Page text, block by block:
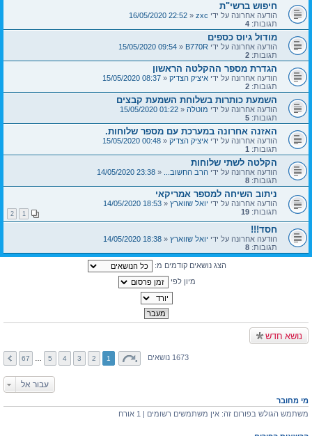
חיפוש ברשי"ת
הודעה אחרונה על ידי zxc
«
22:52 16/05/2020
תגובות: 4
מודול גיוס כספים
הודעה אחרונה על ידי B770R
«
09:54 15/05/2020
תגובות: 2
הגדרת מספר ההקלטה הראשון
הודעה אחרונה על ידי איציק הצדיק «
08:37 15/05/2020
תגובות: 2
השמעת כותרות בשלוחת השמעת קבצים
הודעה אחרונה על ידי מוטלה «
01:22 15/05/2020
תגובות: 5
האזנה אחרונה במערכת עם מספר שלוחות.
הודעה אחרונה על ידי איציק הצדיק «
00:48 15/05/2020
תגובות: 1
הקלטה לשתי שלוחות
הודעה אחרונה על ידי הרב החשוב... «
23:38 14/05/2020
תגובות: 8
ניתוב השיחה למספר אמריקאי
הודעה אחרונה על ידי יואל שווארץ «
18:53 14/05/2020
תגובות: 19
1
2
חסד!!!
הודעה אחרונה על ידי יואל שווארץ «
18:38 14/05/2020
תגובות: 8
הצג נושאים קודמים מ:
מיון לפי
נושא חדש
1673 נושאים 1
2
3
4
5
67
עבור אל
מי מחובר
משתמש הגולש בפורום זה: אין משתמשים רשומים | 1 אורח